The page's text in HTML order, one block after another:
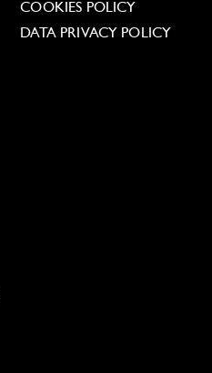
COOKIES POLICY
DATA PRIVACY POLICY